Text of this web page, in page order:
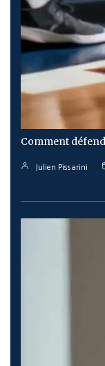
Comment
Julien Pissarini